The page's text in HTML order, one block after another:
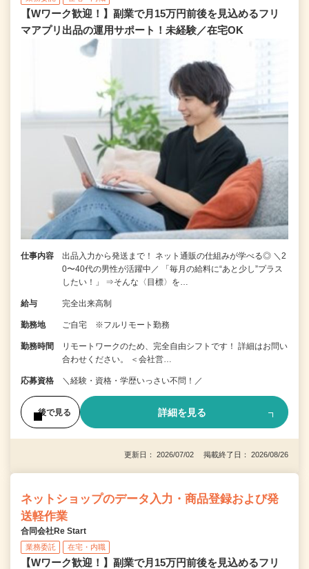
【Wワーク歓迎！】副業で月15万円前後を見込めるフリ
マアプリ出品の運用サポート！未経験／在宅OK
仕事内容
出品入力から発送まで！ ネット通販の仕組みが学べる◎ ＼2
0〜40代の男性が活躍中／ 「毎月の給料に“あと少し”プラス
したい！」 ⇒そんな〈目標〉を…
給与 完全出来高制
勤務地 ご自宅 ※フルリモート勤務
勤務時間
リモートワークのため、完全自由シフトです！ 詳細はお問い
合わせください。 ＜会社営…
応募資格 ＼経験・資格・学歴いっさい不問！／
後で見る 詳細を見る
更新日： 2026/07/02 掲載終了日： 2026/08/26
ネットショップのデータ入力・商品登録および発
送軽作業
合同会社Re Start
業務委託 在宅・内職
【Wワーク歓迎！】副業で月15万円前後を見込めるフリ